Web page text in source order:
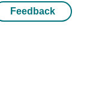
Feedback